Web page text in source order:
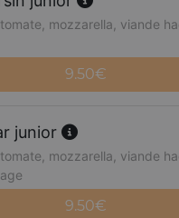
mozzarella, viande
9.50€
junior
mozzarella, viande
9.50€